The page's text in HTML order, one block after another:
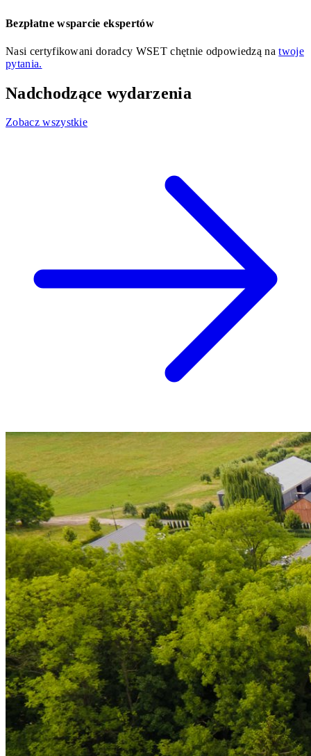
Bezpłatne wsparcie ekspertów
Nasi certyfikowani doradcy WSET chętnie odpowiedzą natwoje
pytania.
Nadchodzące wydarzenia
Zobacz wszystkie